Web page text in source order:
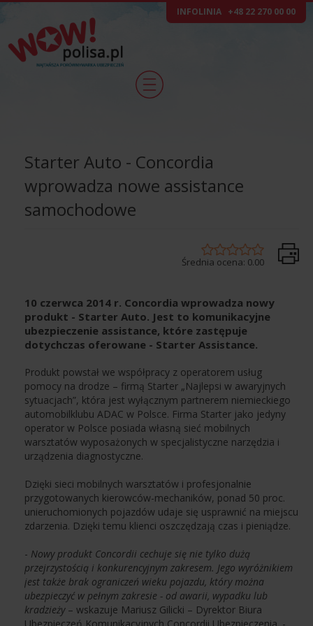
INFOLINIA +48 22 270 00 00
Starter Auto - Concordia
wprowadza nowe assistance
samochodowe
Średnia ocena: 0.00
10 czerwca 2014 r. Concordia wprowadza nowy
produkt - Starter Auto. Jest to komunikacyjne
ubezpieczenie assistance, które zastępuje
dotychczas oferowane - Starter Assistance.
Produkt powstał we współpracy z operatorem usług
pomocy na drodze – firmą Starter „Najlepsi w awaryjnych
sytuacjach”, która jest wyłącznym partnerem niemieckiego
automobilklubu ADAC w Polsce. Firma Starter jako jedyny
operator w Polsce posiada własną sieć mobilnych
warsztatów wyposażonych w specjalistyczne narzędzia i
urządzenia diagnostyczne.
Dzięki sieci mobilnych warsztatów i profesjonalnie
przygotowanych kierowców-mechaników, ponad 50 proc.
unieruchomionych pojazdów udaje się usprawnić na miejscu
zdarzenia. Dzięki temu klienci oszczędzają czas i pieniądze.
- Nowy produkt Concordii cechuje się nie tylko dużą
przejrzystością i konkurencyjnym zakresem. Jego wyróżnikiem
jest także brak ograniczeń wieku pojazdu, który można
ubezpieczyć w pełnym zakresie - od awarii, wypadku lub
kradzieży– wskazuje Mariusz Gilicki – Dyrektor Biura